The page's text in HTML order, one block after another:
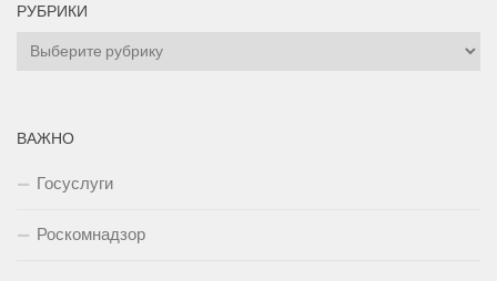
РУБРИКИ
Рубрики
ВАЖНО
Госуслуги
Роскомнадзор